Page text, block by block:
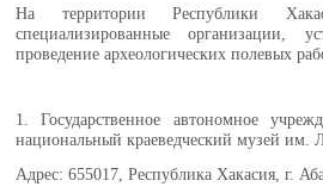
На территории Республики
специализированные организации,
проведение археологических полевых
1. Государственное автономное
национальный краеведческий музей им.
Адрес: 655017, Республика Хакасия, г.